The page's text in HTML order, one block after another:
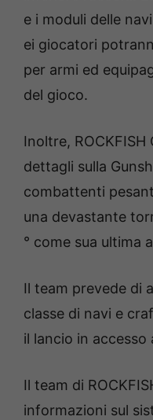
e i moduli delle
ei giocatori
per armi ed
del gioco.
Inoltre,
dettagli sulla
combattenti
una devastante
° come sua ultima
Il team prevede di
classe di navi e
il lancio in
Il team di
informazioni sul